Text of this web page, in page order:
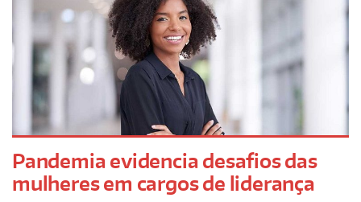
Pandemia evidencia desafios das
mulheres em cargos de liderança